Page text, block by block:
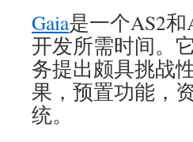
Gaia是一个AS2
开发所需时间。
务提出颇具挑战
果，预置功能，
统。